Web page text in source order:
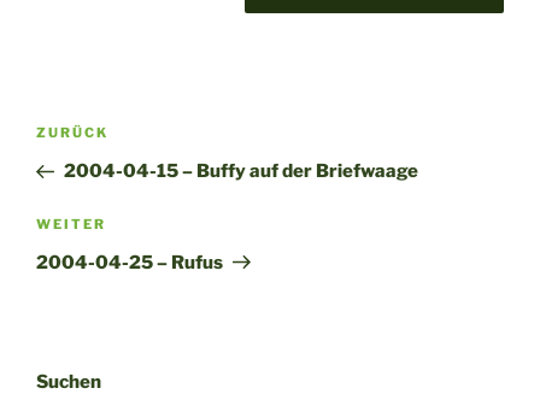
e
r
a
t
:
Beitragsnavigation
Vorheriger
Beitrag
ZURÜCK
2004-04-15 – Buffy auf der Briefwaage
Nächster
Beitrag
WEITER
2004-04-25 – Rufus
Suchen